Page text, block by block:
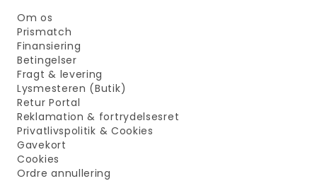
Om os
Prismatch
Finansiering
Betingelser
Fragt & levering
Lysmesteren (Butik)
Retur Portal
Reklamation & fortrydelsesret
Privatlivspolitik & Cookies
Gavekort
Cookies
Ordre annullering